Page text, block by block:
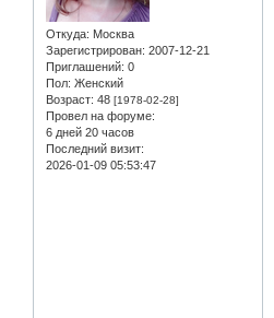
Откуда: Москва
Зарегистрирован: 2007-12-21
Приглашений: 0
Пол: Женский
Возраст: 48 [1978-02-28]
Провел на форуме:
6 дней 20 часов
Последний визит:
2026-01-09 05:53:47